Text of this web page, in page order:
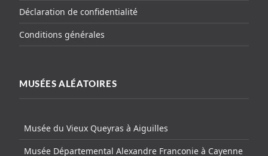
Déclaration de confidentialité
Conditions générales
MUSÉES ALÉATOIRES
Musée du Vieux Queyras à Aiguilles
Musée Départemental Alexandre Franconie à Cayenne